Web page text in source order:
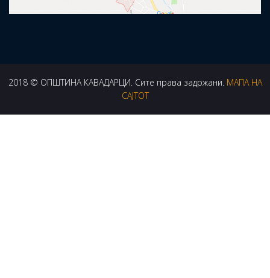
2018 © ОПШТИНА КАВАДАРЦИ. Сите права задржани. МАПА НА
САЈТОТ